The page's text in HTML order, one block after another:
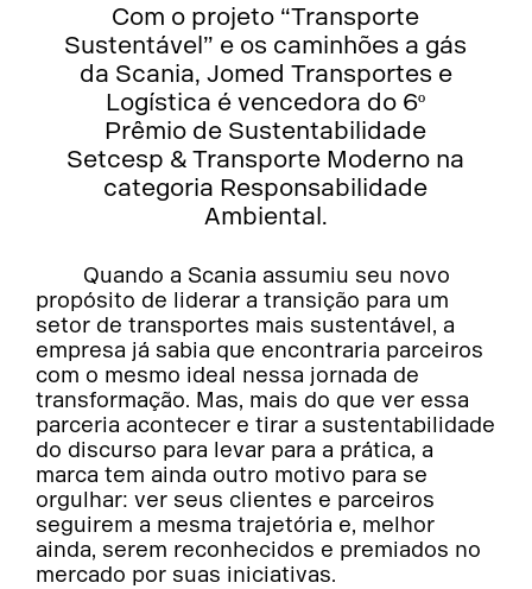
Com o projeto “Transporte
Sustentável” e os caminhões a gás
da Scania, Jomed Transportes e
Logística é vencedora do 6º
Prêmio de Sustentabilidade
Setcesp & Transporte Moderno na
categoria Responsabilidade
Ambiental.
Quando a Scania assumiu seu novo
propósito de liderar a transição para um
setor de transportes mais sustentável, a
empresa já sabia que encontraria parceiros
com o mesmo ideal nessa jornada de
transformação. Mas, mais do que ver essa
parceria acontecer e tirar a sustentabilidade
do discurso para levar para a prática, a
marca tem ainda outro motivo para se
orgulhar: ver seus clientes e parceiros
seguirem a mesma trajetória e, melhor
ainda, serem reconhecidos e premiados no
mercado por suas iniciativas.